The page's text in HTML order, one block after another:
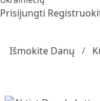
Prisijungti
Išmokite Danų